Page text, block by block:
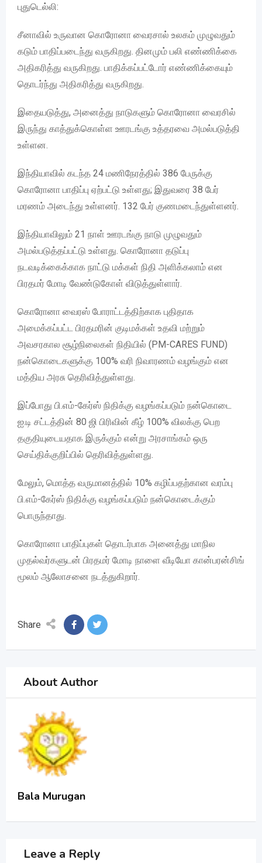
புதுடெல்லி:
சீனாவில் உருவான கொரோனா வைரசால் உலகம் முழுவதும்
கடும் பாதிப்படைந்து வருகிறது. தினமும் பலி எண்ணிக்கை
அதிகரித்து வருகிறது. பாதிக்கப்பட்டோர் எண்ணிக்கையும்
தொடர்ந்து அதிகரித்து வருகிறது.
இதையடுத்து, அனைத்து நாடுகளும் கொரோனா வைரசில்
இருந்து காத்துக்கொள்ள ஊரடங்கு உத்தரவை அமல்படுத்தி
உள்ளன.
இந்தியாவில் கடந்த 24 மணிநேரத்தில் 386 பேருக்கு
கொரோனா பாதிப்பு ஏற்பட்டு உள்ளது; இதுவரை 38 பேர்
மரணம் அடைந்து உள்ளனர். 132 பேர் குணமடைந்துள்ளனர்.
இந்தியாவிலும் 21 நாள் ஊரடங்கு நாடு முழுவதும்
அமல்படுத்தப்பட்டு உள்ளது. கொரோனா தடுப்பு
நடவடிக்கைக்காக நாட்டு மக்கள் நிதி அளிக்கலாம் என
பிரதமர் மோடி வேண்டுகோள் விடுத்துள்ளார்.
கொரோனா வைரஸ் போராட்டத்திற்காக புதிதாக
அமைக்கப்பட்ட பிரதமரின் குடிமக்கள் உதவி மற்றும்
அவசரகால சூழ்நிலைகள் நிதியில் (PM-CARES FUND)
நன்கொடைகளுக்கு 100% வரி நிவாரணம் வழங்கும் என
மத்திய அரசு தெரிவித்துள்ளது.
இப்போது பி.எம்-கேர்ஸ் நிதிக்கு வழங்கப்படும் நன்கொடை
ஐ.டி சட்டத்தின் 80 ஜி பிரிவின் கீழ் 100% விலக்கு பெற
தகுதியுடையதாக இருக்கும் என்று அரசாங்கம் ஒரு
செய்திக்குறிப்பில் தெரிவித்துள்ளது.
மேலும், மொத்த வருமானத்தில் 10% கழிப்பதற்கான வரம்பு
பி.எம்-கேர்ஸ் நிதிக்கு வழங்கப்படும் நன்கொடைக்கும்
பொருந்தாது.
கொரோனா பாதிப்புகள் தொடர்பாக அனைத்து மாநில
முதல்வர்களுடன் பிரதமர் மோடி நாளை வீடியோ கான்பரன்சிங்
மூலம் ஆலோசனை நடத்துகிறார்.
Share
About Author
Bala Murugan
Leave a Reply